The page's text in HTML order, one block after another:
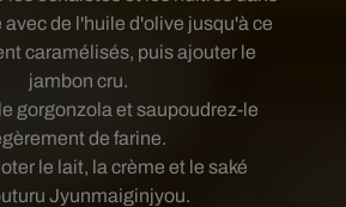
avec de l'huile d'olive jusqu'à ce
caramélisés, puis ajouter le
jambon cru.
gorgonzola et saupoudrez-le
de farine.
le lait, la crème et le saké
Jyunmaiginjyou.